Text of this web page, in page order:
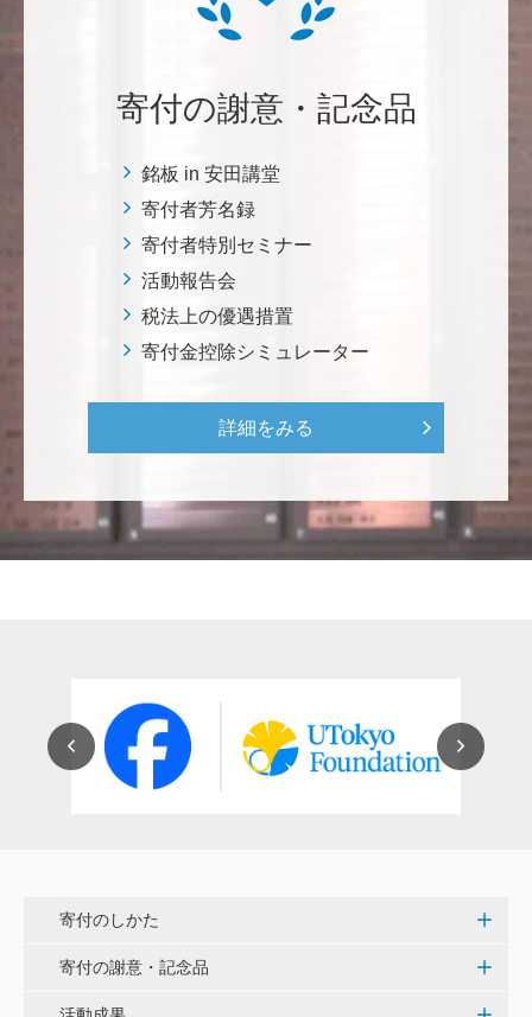
いドアの自動ドア化あるいは開閉しやすい折り戸化」
をはじめとして、身近なことでやらなければならない
です。 <障害のある学生や研究者の活躍応援基金>
恵良 道信
リベラルアーツとしての経済学をさらに発展させて 下
さい。 <経済学研究科・経済学部支援基金>
紺野 邦昭
世界のISAKI」を実現し、日本を、そして世界をリー
ス・プロジェクト（三崎臨海実験所）>
穴吹 善範
昨春に開催された小石川植物園の観桜会は素晴らし
用いただけると幸いです。 <東京大学動物医療センタ
ー未来基金（東大VMC基金）>
白石流司、その始まりを赤門に。 <ひらけ！赤門プロ
ジェクト>
寄付の謝意・記念品
銘板 in 安田講堂
寄付者芳名録
寄付者特別セミナー
活動報告会
税法上の優遇措置
寄付金控除シミュレーター
詳細をみる
寄付のしかた
寄付の謝意・記念品